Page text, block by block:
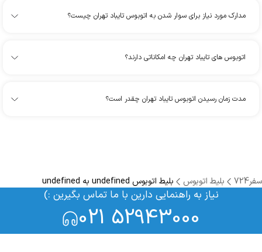
مدارک مورد نیاز برای سوار شدن به اتوبوس تایباد تهران چیست؟
اتوبوس های تایباد تهران چه امکاناتی دارند؟
مدت زمان رسیدن اتوبوس تایباد تهران چقدر است؟
سفر724 بلیط اتوبوس بلیط اتوبوس undefined به undefined
نیاز به راهنمایی دارین با ما تماس بگیرین :)
021 52943000